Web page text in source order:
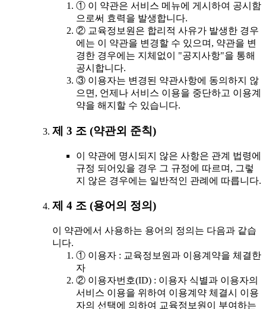
① 이 약관은 서비스 메뉴에 게시하여 공시함
으로써 효력을 발생합니다.
② 교육정보원은 합리적 사유가 발생한 경우
에는 이 약관을 변경할 수 있으며, 약관을 변
경한 경우에는 지체없이 "공지사항"을 통해
공시합니다.
③ 이용자는 변경된 약관사항에 동의하지 않
으면, 언제나 서비스 이용을 중단하고 이용계
약을 해지할 수 있습니다.
제 3 조 (약관외 준칙)
이 약관에 명시되지 않은 사항은 관계 법령에
규정 되어있을 경우 그 규정에 따르며, 그렇
지 않은 경우에는 일반적인 관례에 따릅니다.
제 4 조 (용어의 정의)
이 약관에서 사용하는 용어의 정의는 다음과 같습
니다.
① 이용자 : 교육정보원과 이용계약을 체결한
자
② 이용자번호(ID) : 이용자 식별과 이용자의
서비스 이용을 위하여 이용계약 체결시 이용
자의 선택에 의하여 교육정보원이 부여하는